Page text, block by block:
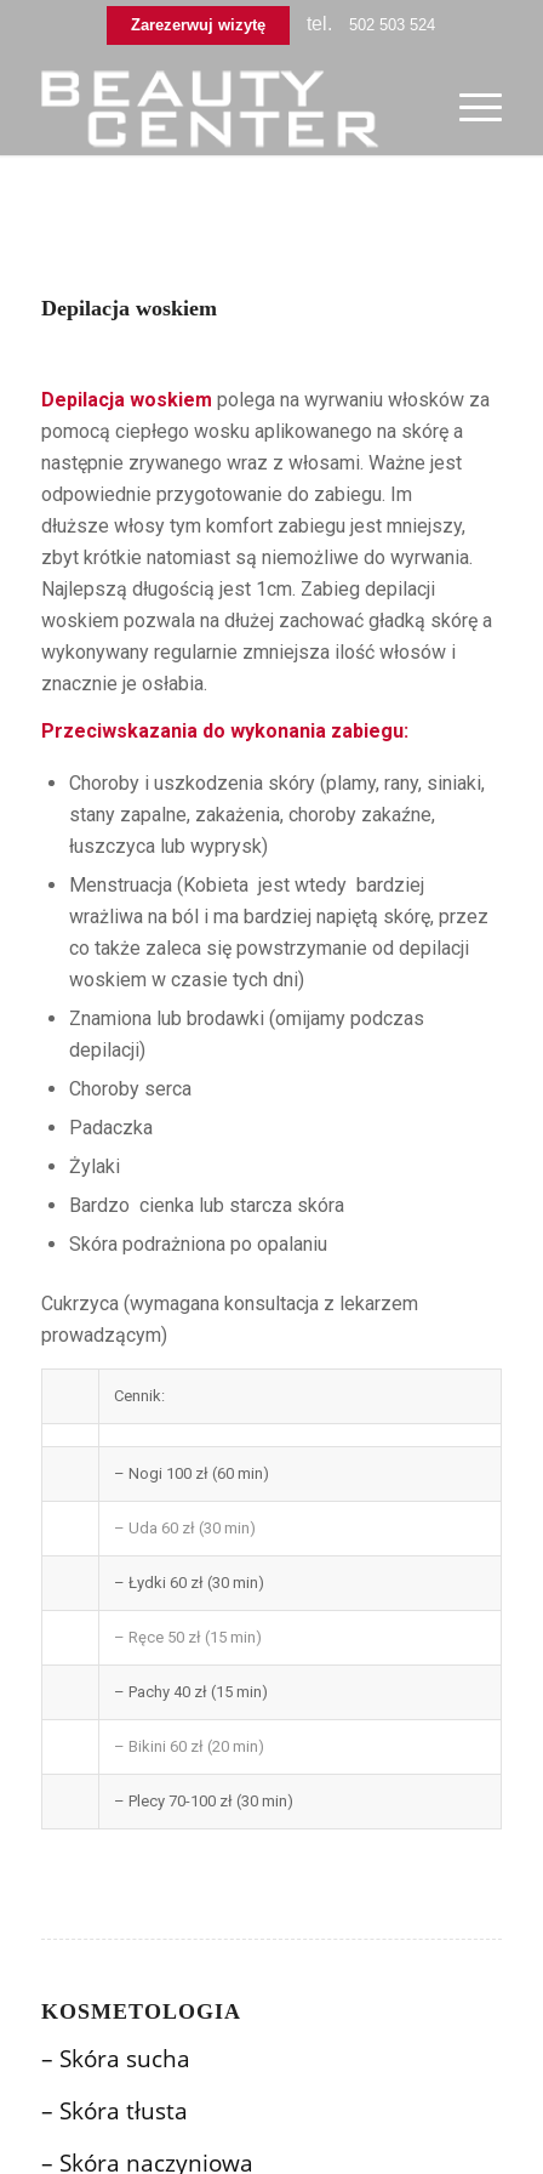
Zarezerwuj wizytę tel. 502 503 524
Depilacja woskiem
Depilacja woskiem polega na wyrwaniu włosków za
pomocą ciepłego wosku aplikowanego na skórę a
następnie zrywanego wraz z włosami. Ważne jest
odpowiednie przygotowanie do zabiegu. Im
dłuższe włosy tym komfort zabiegu jest mniejszy,
zbyt krótkie natomiast są niemożliwe do wyrwania.
Najlepszą długością jest 1cm. Zabieg depilacji
woskiem pozwala na dłużej zachować gładką skórę a
wykonywany regularnie zmniejsza ilość włosów i
znacznie je osłabia.
Przeciwskazania do wykonania zabiegu:
Choroby i uszkodzenia skóry (plamy, rany, siniaki,
stany zapalne, zakażenia, choroby zakaźne,
łuszczyca lub wyprysk)
Menstruacja (Kobieta jest wtedy bardziej
wrażliwa na ból i ma bardziej napiętą skórę, przez
co także zaleca się powstrzymanie od depilacji
woskiem w czasie tych dni)
Znamiona lub brodawki (omijamy podczas
depilacji)
Choroby serca
Padaczka
Żylaki
Bardzo cienka lub starcza skóra
Skóra podrażniona po opalaniu
Cukrzyca (wymagana konsultacja z lekarzem
prowadzącym)
Cennik:
– Nogi 100 zł (60 min)
– Uda 60 zł (30 min)
– Łydki 60 zł (30 min)
– Ręce 50 zł (15 min)
– Pachy 40 zł (15 min)
– Bikini 60 zł (20 min)
– Plecy 70-100 zł (30 min)
KOSMETOLOGIA
– Skóra sucha
– Skóra tłusta
– Skóra naczyniowa